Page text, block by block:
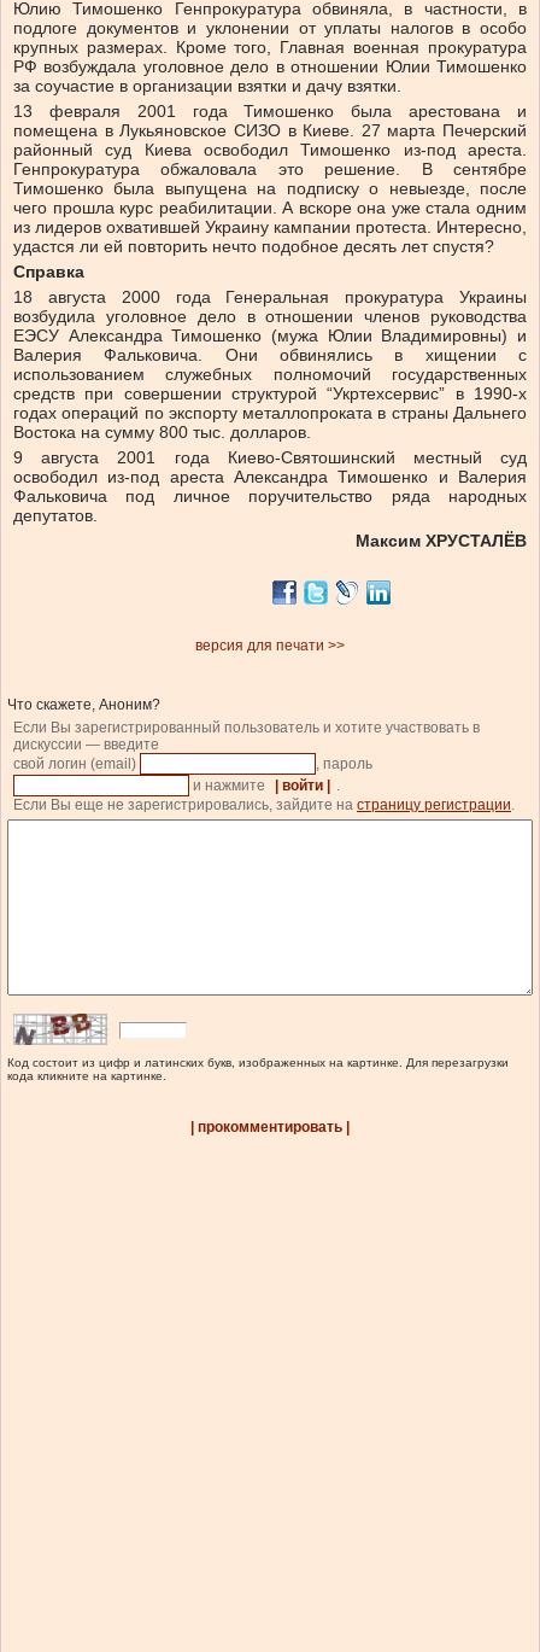
Юлию Тимошенко Генпрокуратура обвиняла, в частности, в
подлоге документов и уклонении от уплаты налогов в особо
крупных размерах. Кроме того, Главная военная прокуратура
РФ возбуждала уголовное дело в отношении Юлии Тимошенко
за соучастие в организации взятки и дачу взятки.
13 февраля 2001 года Тимошенко была арестована и
помещена в Лукьяновское СИЗО в Киеве. 27 марта Печерский
районный суд Киева освободил Тимошенко из-под ареста.
Генпрокуратура обжаловала это решение. В сентябре
Тимошенко была выпущена на подписку о невыезде, после
чего прошла курс реабилитации. А вскоре она уже стала одним
из лидеров охватившей Украину кампании протеста. Интересно,
удастся ли ей повторить нечто подобное десять лет спустя?
Справка
18 августа 2000 года Генеральная прокуратура Украины
возбудила уголовное дело в отношении членов руководства
ЕЭСУ Александра Тимошенко (мужа Юлии Владимировны) и
Валерия Фальковича. Они обвинялись в хищении с
использованием служебных полномочий государственных
средств при совершении структурой “Укртехсервис” в 1990-х
годах операций по экспорту металлопроката в страны Дальнего
Востока на сумму 800 тыс. долларов.
9 августа 2001 года Киево-Святошинский местный суд
освободил из-под ареста Александра Тимошенко и Валерия
Фальковича под личное поручительство ряда народных
депутатов.
Максим ХРУСТАЛЁВ
версия для печати >>
Что скажете, Аноним?
Если Вы зарегистрированный пользователь и хотите участвовать в
дискуссии — введите
свой логин (email)
, пароль
и нажмите
| войти |
.
Если Вы еще не зарегистрировались, зайдите на страницу регистрации.
Код состоит из цифр и латинских букв, изображенных на картинке. Для перезагрузки
кода кликните на картинке.
| прокомментировать |